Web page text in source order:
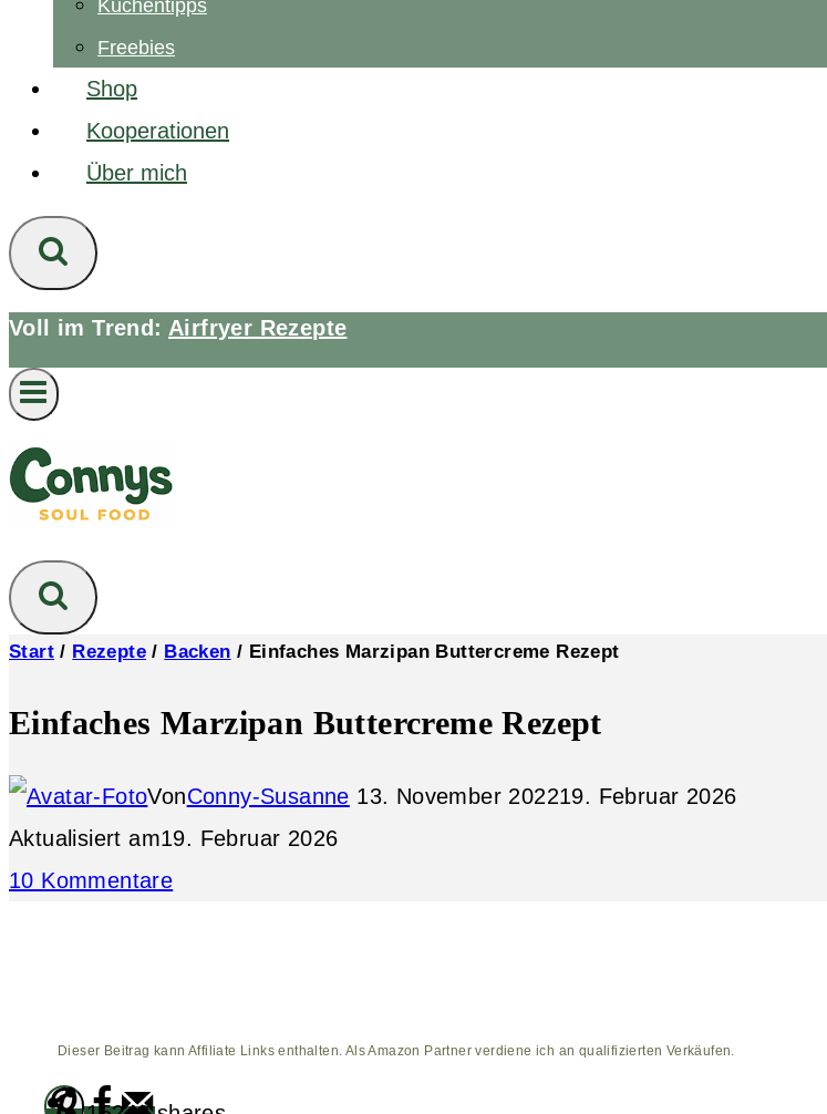
Küchentipps
Freebies
Shop
Kooperationen
Über mich
Voll im Trend: Airfryer Rezepte
Start / Rezepte / Backen / Einfaches Marzipan Buttercreme Rezept
Einfaches Marzipan Buttercreme Rezept
VonConny-Susanne 13. November 202219. Februar 2026
Aktualisiert am19. Februar 2026
10 Kommentare
Dieser Beitrag kann Affiliate Links enthalten. Als Amazon Partner verdiene ich an qualifizierten Verkäufen.